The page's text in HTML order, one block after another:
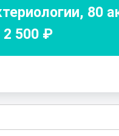
, 80
2 500₽